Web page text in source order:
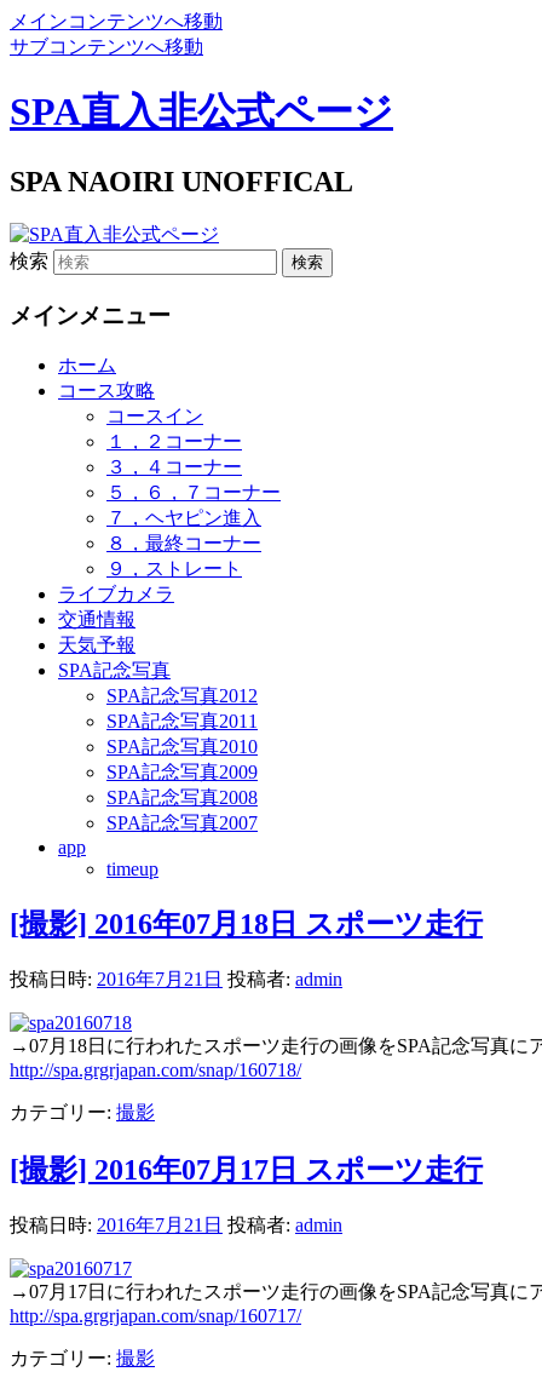
メインコンテンツへ移動
サブコンテンツへ移動
SPA直入非公式ページ
SPA NAOIRI UNOFFICAL
検索
メインメニュー
ホーム
コース攻略
コースイン
１，２コーナー
３，４コーナー
５，６，７コーナー
７，ヘヤピン進入
８，最終コーナー
９，ストレート
ライブカメラ
交通情報
天気予報
SPA記念写真
SPA記念写真2012
SPA記念写真2011
SPA記念写真2010
SPA記念写真2009
SPA記念写真2008
SPA記念写真2007
app
timeup
[撮影] 2016年07月18日 スポーツ走行
投稿日時: 2016年7月21日 投稿者: admin
→07月18日に行われたスポーツ走行の画像をSPA記念写真に
http://spa.grgrjapan.com/snap/160718/
カテゴリー: 撮影
[撮影] 2016年07月17日 スポーツ走行
投稿日時: 2016年7月21日 投稿者: admin
→07月17日に行われたスポーツ走行の画像をSPA記念写真に
http://spa.grgrjapan.com/snap/160717/
カテゴリー: 撮影